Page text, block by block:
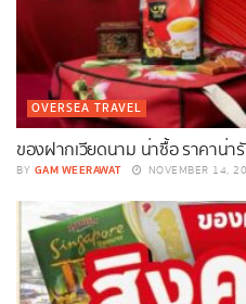
OVERSEA TRAVEL
ของฝากเวียดนาม น่าซื้อ ราคาน่า
BY GAM WEERAWAT NOVEMBER 14,